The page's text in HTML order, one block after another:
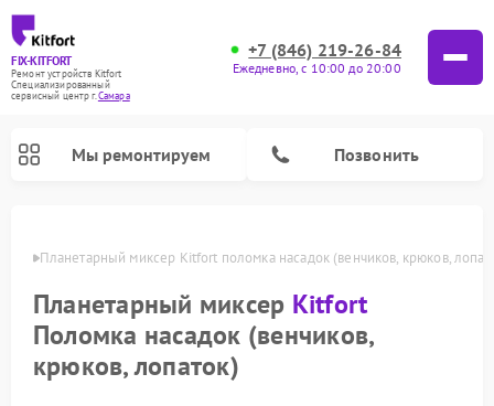
FIX-KITFORT
Ремонт устройств Kitfort
Специализированный
cервисный центр г.Самара
+7 (846) 219-26-84
Ежедневно, с 10:00 до 20:00
Мы ремонтируем Позвонить
Планетарный миксер Kitfort поломка насадок (венчиков, крюков,
Планетарный миксер Kitfort
Поломка насадок (венчиков,
крюков, лопаток)